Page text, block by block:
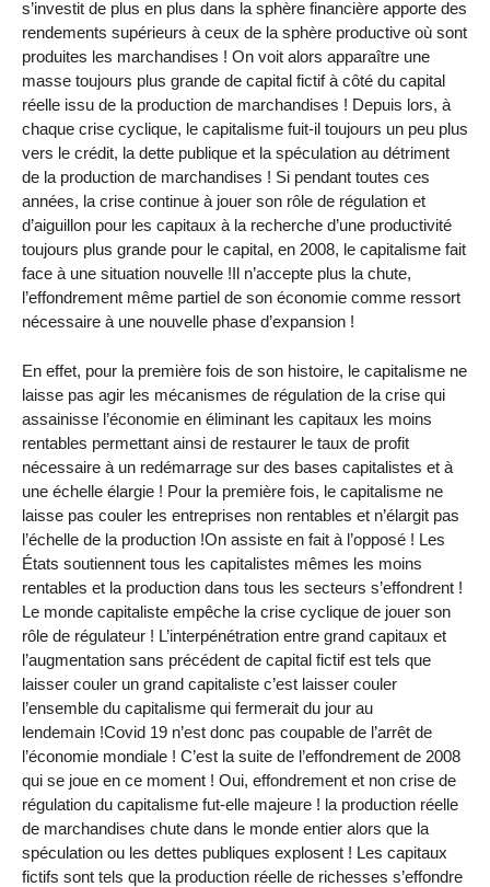
s’investit de plus en plus dans la sphère financière apporte des
rendements supérieurs à ceux de la sphère productive où sont
produites les marchandises ! On voit alors apparaître une
masse toujours plus grande de capital fictif à côté du capital
réelle issu de la production de marchandises ! Depuis lors, à
chaque crise cyclique, le capitalisme fuit-il toujours un peu plus
vers le crédit, la dette publique et la spéculation au détriment
de la production de marchandises ! Si pendant toutes ces
années, la crise continue à jouer son rôle de régulation et
d’aiguillon pour les capitaux à la recherche d’une productivité
toujours plus grande pour le capital, en 2008, le capitalisme fait
face à une situation nouvelle !Il n’accepte plus la chute,
l’effondrement même partiel de son économie comme ressort
nécessaire à une nouvelle phase d’expansion !
En effet, pour la première fois de son histoire, le capitalisme ne
laisse pas agir les mécanismes de régulation de la crise qui
assainisse l’économie en éliminant les capitaux les moins
rentables permettant ainsi de restaurer le taux de profit
nécessaire à un redémarrage sur des bases capitalistes et à
une échelle élargie ! Pour la première fois, le capitalisme ne
laisse pas couler les entreprises non rentables et n’élargit pas
l’échelle de la production !On assiste en fait à l’opposé ! Les
États soutiennent tous les capitalistes mêmes les moins
rentables et la production dans tous les secteurs s’effondrent !
Le monde capitaliste empêche la crise cyclique de jouer son
rôle de régulateur ! L’interpénétration entre grand capitaux et
l’augmentation sans précédent de capital fictif est tels que
laisser couler un grand capitaliste c’est laisser couler
l’ensemble du capitalisme qui fermerait du jour au
lendemain !Covid 19 n’est donc pas coupable de l’arrêt de
l’économie mondiale ! C’est la suite de l’effondrement de 2008
qui se joue en ce moment ! Oui, effondrement et non crise de
régulation du capitalisme fut-elle majeure ! la production réelle
de marchandises chute dans le monde entier alors que la
spéculation ou les dettes publiques explosent ! Les capitaux
fictifs sont tels que la production réelle de richesses s’effondre